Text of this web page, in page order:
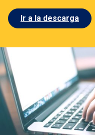
Ir a la descarga